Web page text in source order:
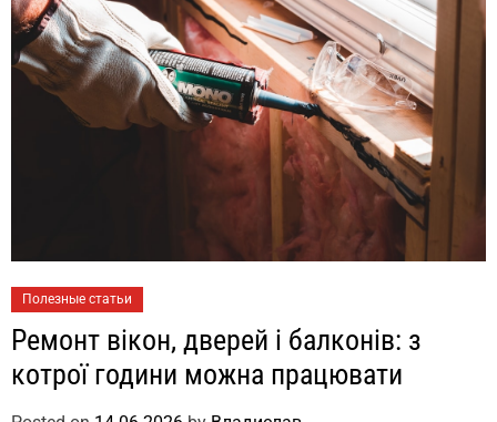
Полезные статьи
Ремонт вікон, дверей і балконів: з
котрої години можна працювати